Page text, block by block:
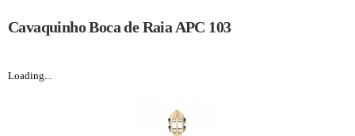
Cavaquinho Boca de Raia APC 103
Loading...